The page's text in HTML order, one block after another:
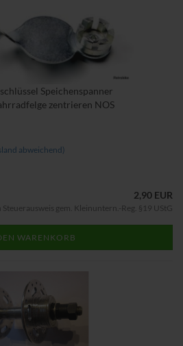
Speichenspanner
zentrieren NOS
abweichend)
2,90 EUR
Steuerausweis gem. Kleinuntern.-Reg. §19 UStG
WARENKORB